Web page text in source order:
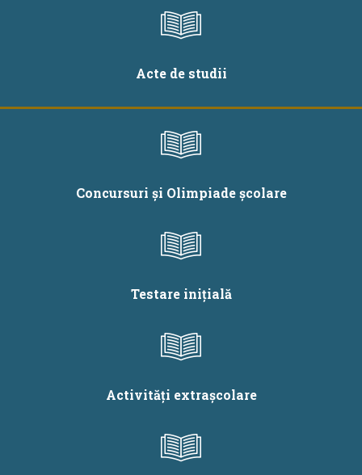
Acte de studii
Concursuri și Olimpiade școlare
Testare inițială
Activități extrașcolare